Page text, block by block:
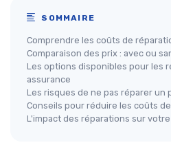
SOMMAIRE
Comprendre les coûts de
Comparaison des prix : avec ou
Les options disponibles pour les
assurance
Les risques de ne pas réparer un
Conseils pour réduire les coûts
L'impact des réparations sur